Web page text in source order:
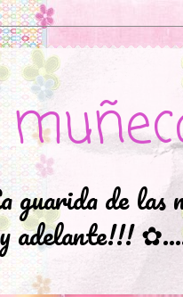
de las
y adelante!!!